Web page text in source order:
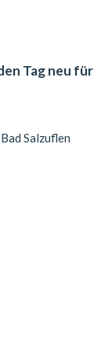
Tag neu für
Salzuflen